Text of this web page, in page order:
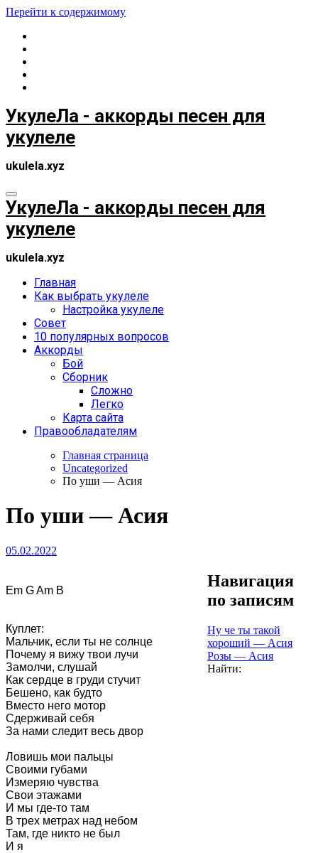
Перейти к содержимому
УкулеЛа - аккорды песен для
укулеле
ukulela.xyz
УкулеЛа - аккорды песен для
укулеле
ukulela.xyz
Главная
Как выбрать укулеле
Настройка укулеле
Совет
10 популярных вопросов
Аккорды
Бой
Сборник
Сложно
Легко
Карта сайта
Правообладателям
Главная страница
Uncategorized
По уши — Асия
По уши — Асия
05.02.2022
Em G Am B
Куплет:
Мальчик, если ты не солнце
Почему я вижу твои лучи
Замолчи, слушай
Как сердце в груди стучит
Бешено, как будто
Вместо него мотор
Сдерживай себя
За нами следит весь двор
Ловишь мои пальцы
Своими губами
Измеряю чувства
Свои этажами
И мы где-то там
В трех метрах над небом
Там, где никто не был
И я
Навигация
по записям
Ну че ты такой
хороший — Асия
Розы — Асия
Найти: